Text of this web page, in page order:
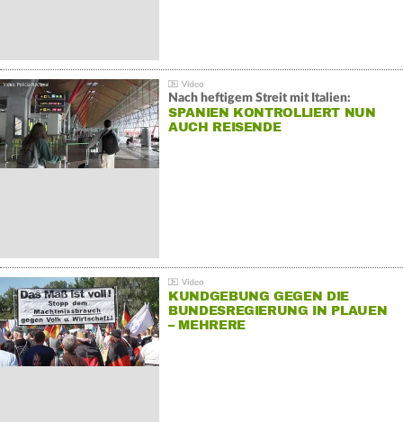
Nach heftigem Streit mit Italien:
SPANIEN KONTROLLIERT NUN
AUCH REISENDE
KUNDGEBUNG GEGEN DIE
BUNDESREGIERUNG IN PLAUEN
– MEHRERE